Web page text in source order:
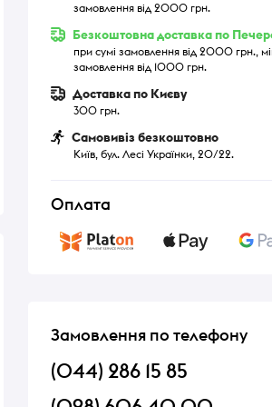
замовлення від 2000 грн.
Безкоштовна доставка по
при сумі замовлення від 2000 грн.,
замовлення від 1000 грн.
Доставка по Києву
300 грн.
Самовивіз безкоштовно
Київ, бул. Лесі Українки, 20/22.
Оплата
Замовлення по телефону
(044) 286 15 85